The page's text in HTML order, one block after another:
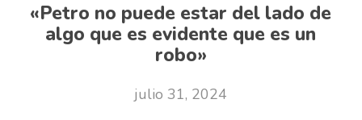
«Petro no puede estar del lado de
algo que es evidente que es un
robo»
julio 31, 2024